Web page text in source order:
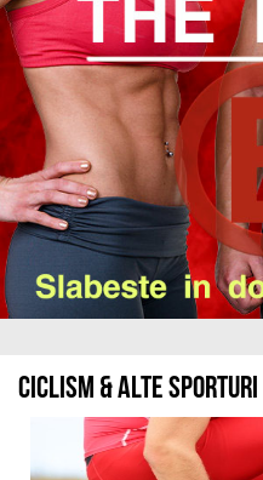
Ciclism & alte sporturi